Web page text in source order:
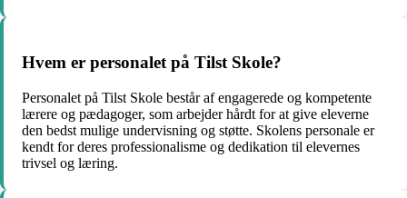
Hvem er personalet på Tilst Skole?
Personalet på Tilst Skole består af engagerede og kompetente
lærere og pædagoger, som arbejder hårdt for at give eleverne
den bedst mulige undervisning og støtte. Skolens personale er
kendt for deres professionalisme og dedikation til elevernes
trivsel og læring.